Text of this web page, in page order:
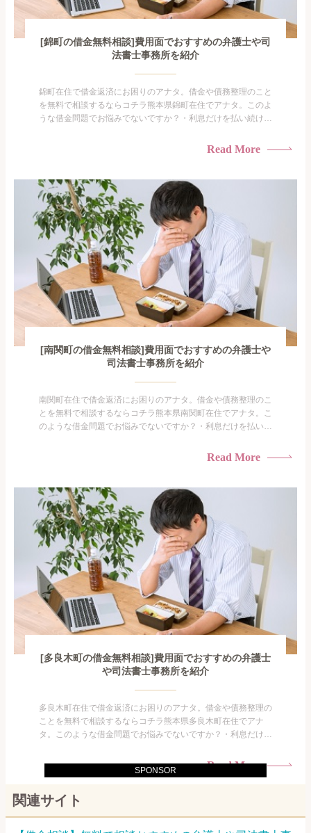
[錦町の借金無料相談]費用面でおすすめの弁護士や司
法書士事務所を紹介
錦町在住で借金返済にお困りのアナタ。借金や債務整理のこと
を無料で相談するならコチラ熊本県錦町在住でアナタ。このよ
うな借金問題でお悩みでないですか？・利息だけを払い続けて
たくない・借金の催促、取り立てで憂鬱になる。・闇金に手を
りますよ...
Read More
[南関町の借金無料相談]費用面でおすすめの弁護士や
司法書士事務所を紹介
南関町在住で借金返済にお困りのアナタ。借金や債務整理のこ
とを無料で相談するならコチラ熊本県南関町在住でアナタ。こ
のような借金問題でお悩みでないですか？・利息だけを払い続
られたくない・借金の催促、取り立てで憂鬱になる。・闇金に
がありま...
Read More
[多良木町の借金無料相談]費用面でおすすめの弁護士
や司法書士事務所を紹介
多良木町在住で借金返済にお困りのアナタ。借金や債務整理の
ことを無料で相談するならコチラ熊本県多良木町在住でアナ
タ。このような借金問題でお悩みでないですか？・利息だけを
族に知られたくない・借金の催促、取り立てで憂鬱になる。・
闇金に手を出してしまった・過払い金を相談をしたい借金のこ
も限界があ...
Read More
関連サイト
SPONSOR